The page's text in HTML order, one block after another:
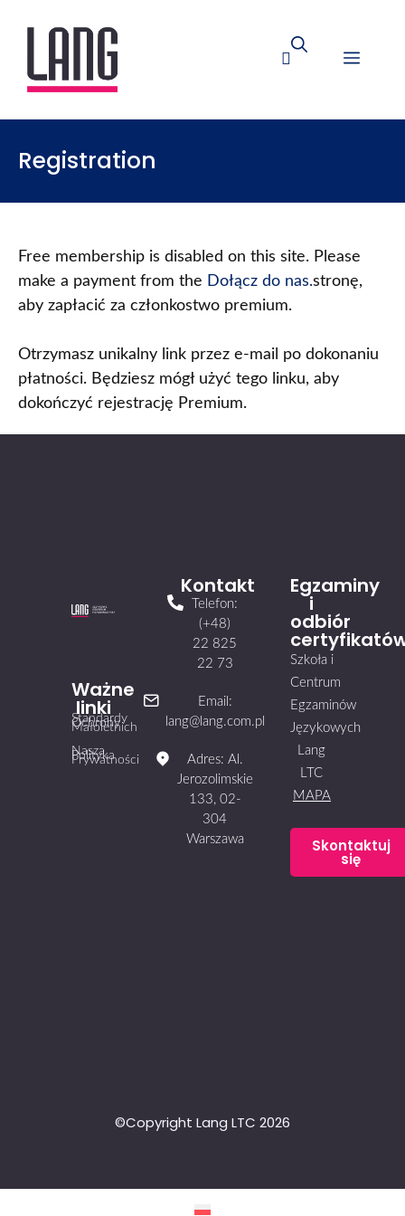
Registration
Free membership is disabled on this site. Please
make a payment from the Dołącz do nas.stronę,
aby zapłacić za członkostwo premium.
Otrzymasz unikalny link przez e-mail po dokonaniu
płatności. Będziesz mógł użyć tego linku, aby
dokończyć rejestrację Premium.
Ważne
linki
Standardy
Ochrony
Małoletnich
Nasza
Polityka
Prywatności
Kontakt
Telefon:
(+48)
22 825
22 73
Email:
lang@lang.com.pl
Adres: Al.
Jerozolimskie
133, 02-
304
Warszawa
Egzaminy
i
odbiór
Szkoła i
Centrum
Egzaminów
Językowych
Lang
LTC
MAPA
Skontaktuj
się
©Copyright Lang LTC 2026